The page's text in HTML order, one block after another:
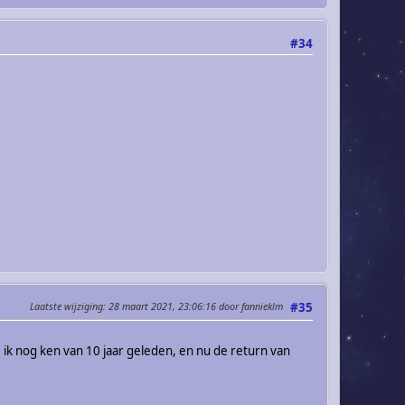
#34
#35
Laatste wijziging: 28 maart 2021, 23:06:16 door fannieklm
nog ken van 10 jaar geleden, en nu de return van